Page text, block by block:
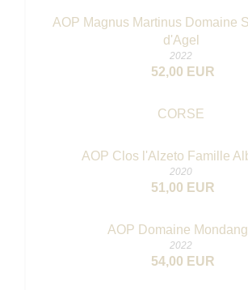
AOP Magnus Martinus Domaine
d'Agel
2022
52,00 EUR
CORSE
AOP Clos l'Alzeto Famille
2020
51,00 EUR
AOP Domaine
2022
54,00 EUR